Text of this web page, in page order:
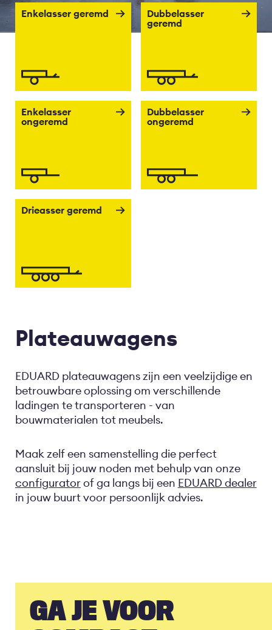
Enkelasser geremd
Dubbelasser
geremd
Enkelasser
ongeremd
Dubbelasser
ongeremd
Drieasser geremd
Plateauwagens
EDUARD plateauwagens zijn een veelzijdige en
betrouwbare oplossing om verschillende
ladingen te transporteren - van
bouwmaterialen tot meubels.
Maak zelf een samenstelling die perfect
aansluit bij jouw noden met behulp van onze
configuratorof ga langs bij een EDUARD dealer
in jouw buurt voor persoonlijk advies.
GA JE VOOR